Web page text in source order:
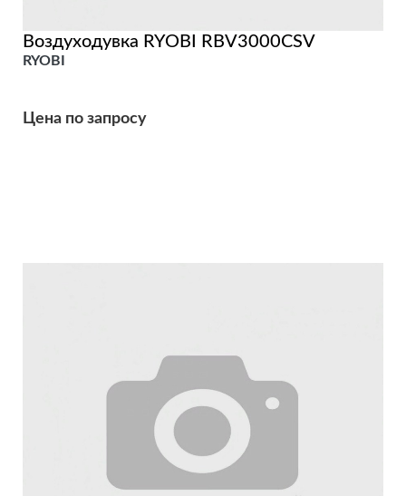
Воздуходувка RYOBI RBV3000CSV
RYOBI
Цена по запросу